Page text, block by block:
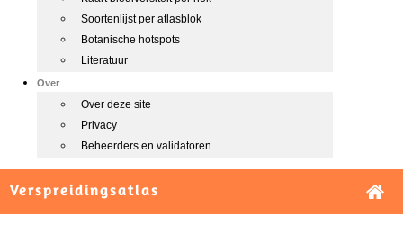
Soortenlijst per atlasblok
Botanische hotspots
Literatuur
Over
Over deze site
Privacy
Beheerders en validatoren
Verspreidingsatlas